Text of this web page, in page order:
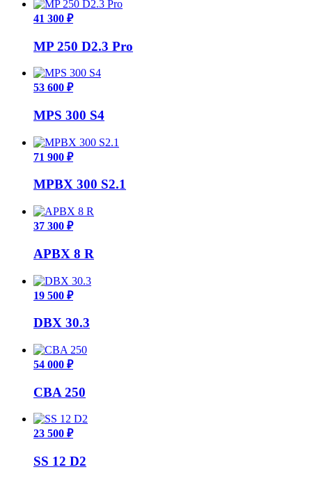
41 300 ₽
MP 250 D2.3 Pro
53 600 ₽
MPS 300 S4
71 900 ₽
MPBX 300 S2.1
37 300 ₽
APBX 8 R
19 500 ₽
DBX 30.3
54 000 ₽
CBA 250
23 500 ₽
SS 12 D2